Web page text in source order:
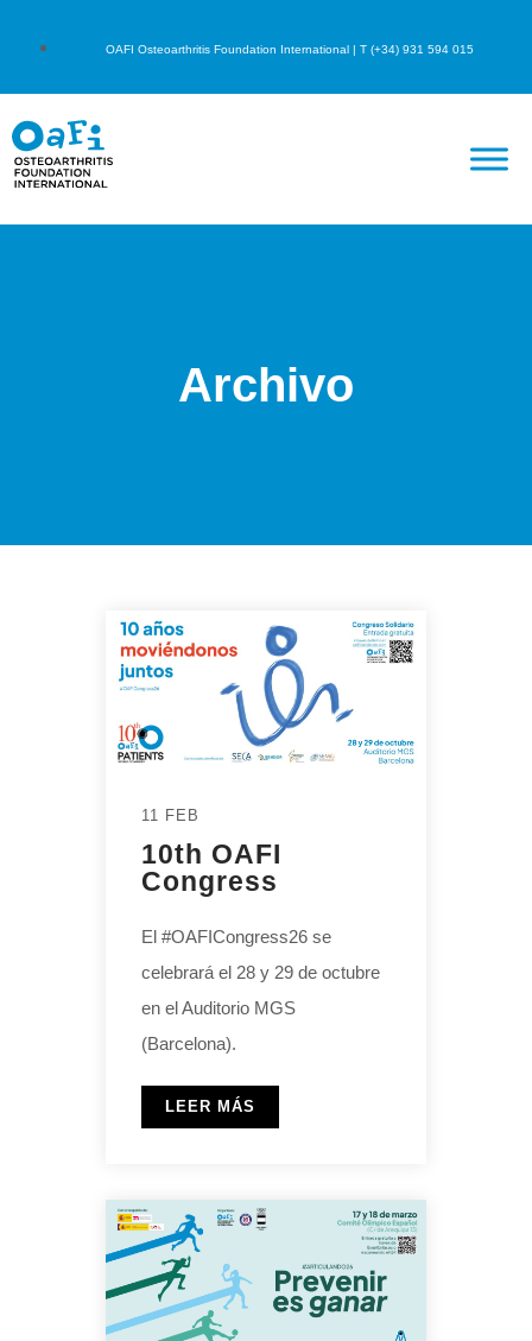
OAFI Osteoarthritis Foundation International | T (+34) 931 594 015
Archivo
11 FEB
10th OAFI
Congress
El #OAFICongress26 se
celebrará el 28 y 29 de octubre
en el Auditorio MGS
(Barcelona).
LEER MÁS